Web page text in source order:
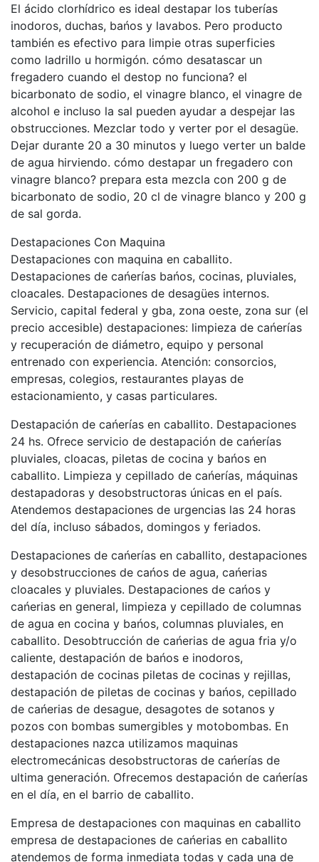
El ácido clorhídrico es ideal destapar los tuberías
inodoros, duchas, bańos y lavabos. Pero producto
también es efectivo para limpie otras superficies
como ladrillo u hormigón. cómo desatascar un
fregadero cuando el destop no funciona? el
bicarbonato de sodio, el vinagre blanco, el vinagre de
alcohol e incluso la sal pueden ayudar a despejar las
obstrucciones. Mezclar todo y verter por el desagüe.
Dejar durante 20 a 30 minutos y luego verter un balde
de agua hirviendo. cómo destapar un fregadero con
vinagre blanco? prepara esta mezcla con 200 g de
bicarbonato de sodio, 20 cl de vinagre blanco y 200 g
de sal gorda.
Destapaciones Con Maquina
Destapaciones con maquina en caballito.
Destapaciones de cańerías bańos, cocinas, pluviales,
cloacales. Destapaciones de desagües internos.
Servicio, capital federal y gba, zona oeste, zona sur (el
precio accesible) destapaciones: limpieza de cańerías
y recuperación de diámetro, equipo y personal
entrenado con experiencia. Atención: consorcios,
empresas, colegios, restaurantes playas de
estacionamiento, y casas particulares.
Destapación de cańerías en caballito. Destapaciones
24 hs. Ofrece servicio de destapación de cańerías
pluviales, cloacas, piletas de cocina y bańos en
caballito. Limpieza y cepillado de cańerías, máquinas
destapadoras y desobstructoras únicas en el país.
Atendemos destapaciones de urgencias las 24 horas
del día, incluso sábados, domingos y feriados.
Destapaciones de cańerías en caballito, destapaciones
y desobstrucciones de cańos de agua, cańerias
cloacales y pluviales. Destapaciones de cańos y
cańerias en general, limpieza y cepillado de columnas
de agua en cocina y bańos, columnas pluviales, en
caballito. Desobtrucción de cańerias de agua fria y/o
caliente, destapación de bańos e inodoros,
destapación de cocinas piletas de cocinas y rejillas,
destapación de piletas de cocinas y bańos, cepillado
de cańerias de desague, desagotes de sotanos y
pozos con bombas sumergibles y motobombas. En
destapaciones nazca utilizamos maquinas
electromecánicas desobstructoras de cańerías de
ultima generación. Ofrecemos destapación de cańerías
en el día, en el barrio de caballito.
Empresa de destapaciones con maquinas en caballito
empresa de destapaciones de cańerias en caballito
atendemos de forma inmediata todas y cada una de